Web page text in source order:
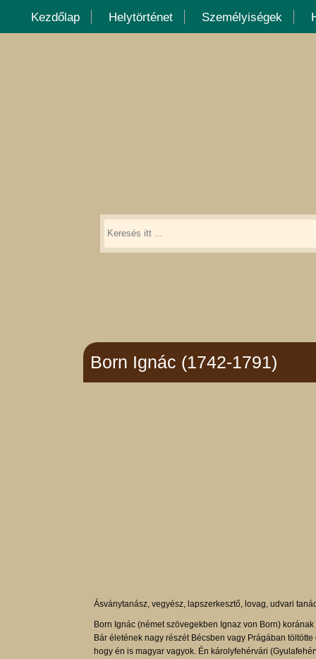
Kezdőlap Helytörténet Személyiségek
Born Ignác (1742-1791)
Ásványtanász, vegyész, lapszerkesztő, lovag, udvari
Born Ignác (német szövegekben Ignaz von Born)
Bár életének nagy részét Bécsben vagy Prágában
hogy én is magyar vagyok. Én károlyfehérvári